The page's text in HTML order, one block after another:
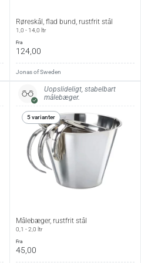
Røreskål, flad bund, rustfrit stål
1,0 - 14,0 ltr
fra
124,00
Jonas of Sweden
Uopslideligt, stabelbart
målebæger.
5 varianter
Målebæger, rustfrit stål
0,1 - 2,0 ltr
fra
45,00